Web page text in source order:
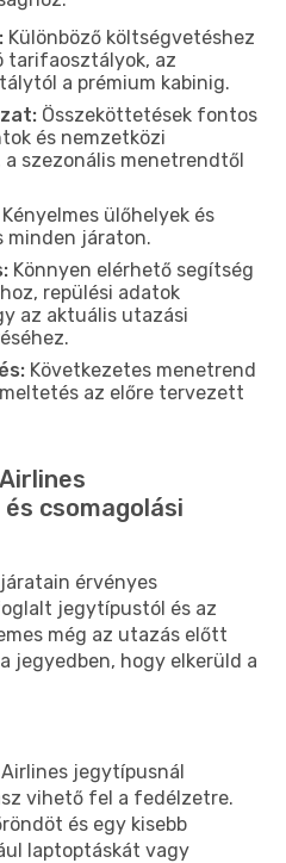
Különböző költségvetéshez
tarifaosztályok, az
a prémium kabinig.
Összeköttetések fontos
és nemzetközi
szezonális menetrendtől
Kényelmes ülőhelyek és
minden járaton.
Könnyen elérhető segítség
repülési adatok
az aktuális utazási
Következetes menetrend
az előre tervezett
csomagolási
érvényes
jegytípustól és az
még az utazás előtt
jegyedben, hogy elkerüld a
jegytípusnál
vihető fel a fedélzetre.
és egy kisebb
laptoptáskát vagy